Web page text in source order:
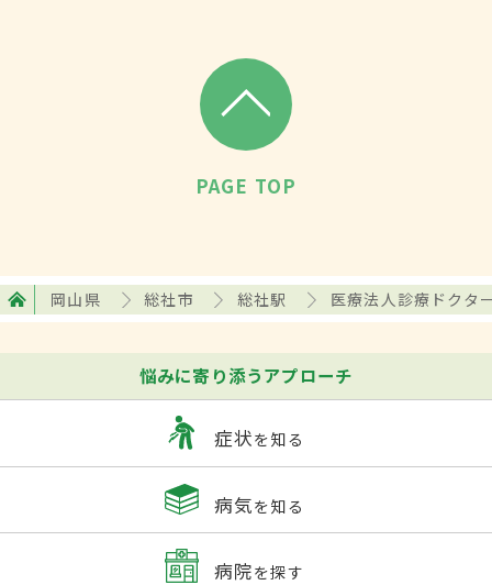
PAGE TOP
岡山県 総社市 総社駅 医療法人診療ドクタ
悩みに寄り添うアプローチ
症状を知る
病気を知る
病院を探す